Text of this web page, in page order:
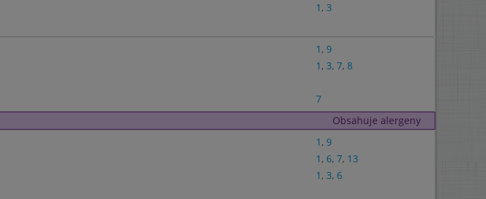
1 , 3
1 , 9
1 , 3, 7, 8
7
Obsahuje alergeny
1 , 9
1 , 6, 7, 13
1 , 3, 6